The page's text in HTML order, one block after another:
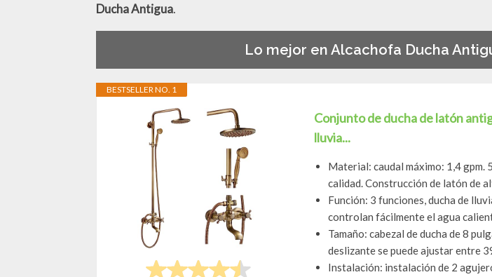
Ducha Antigua.
Lo mejor en Alcachofa Ducha
BESTSELLER NO. 1
Conjunto de ducha de latón
lluvia...
Material: caudal máximo: 1,4 gpm.
calidad. Construcción de latón de
Función: 3 funciones, ducha de
controlan fácilmente el agua
Tamaño: cabezal de ducha de 8
deslizante se puede ajustar entre
Instalación: instalación de 2